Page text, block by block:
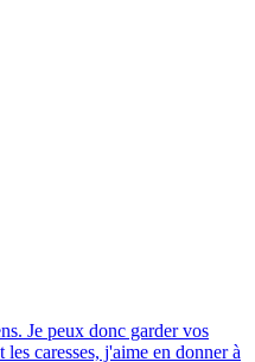
Je peux donc garder vos
caresses, j'aime en donner à